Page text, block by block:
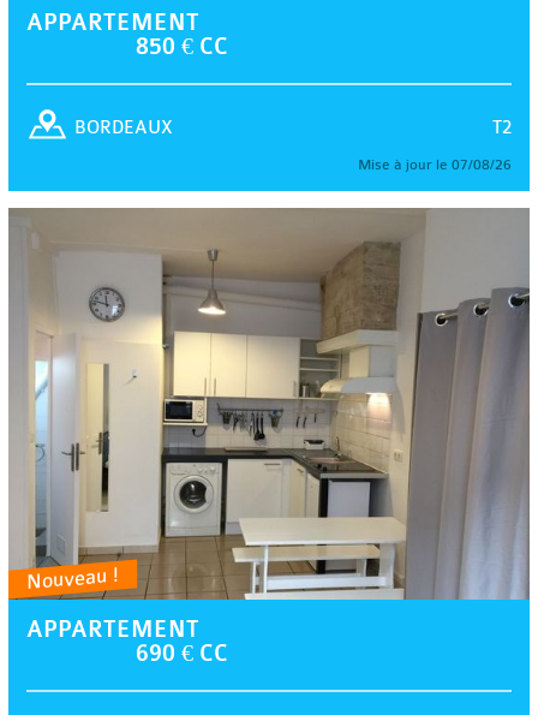
APPARTEMENT
850 € CC
T2
BORDEAUX
Mise à jour le 07/08/26
Nouveau !
APPARTEMENT
690 € CC